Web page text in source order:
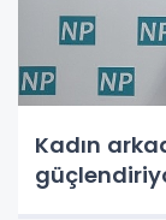
Kadın